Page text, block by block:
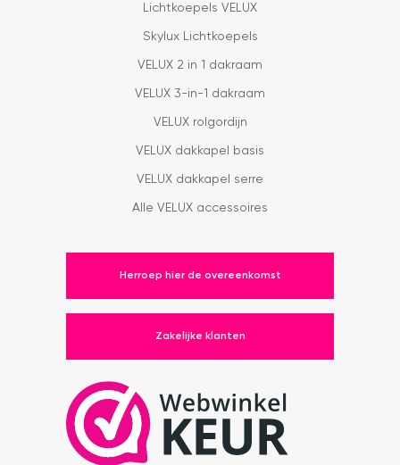
Lichtkoepels VELUX
Skylux Lichtkoepels
VELUX 2 in 1 dakraam
VELUX 3-in-1 dakraam
VELUX rolgordijn
VELUX dakkapel basis
VELUX dakkapel serre
Alle VELUX accessoires
Herroep hier de overeenkomst
Zakelijke klanten